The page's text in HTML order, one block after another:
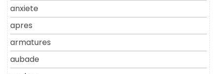
anxiete
apres
armatures
aubade